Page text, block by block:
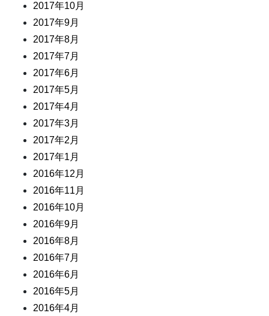
2017年10月
2017年9月
2017年8月
2017年7月
2017年6月
2017年5月
2017年4月
2017年3月
2017年2月
2017年1月
2016年12月
2016年11月
2016年10月
2016年9月
2016年8月
2016年7月
2016年6月
2016年5月
2016年4月